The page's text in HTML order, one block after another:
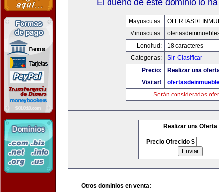
El dueño de este dominio lo
Mayusculas:
Minusculas:
Longitud:
18 caracteres
Categorias:
Sin Clasificar
Precio:
Realizar una
Visitar!
Serán consideradas
Realizar una Oferta
Precio Ofrecido $
Otros dominios en venta: